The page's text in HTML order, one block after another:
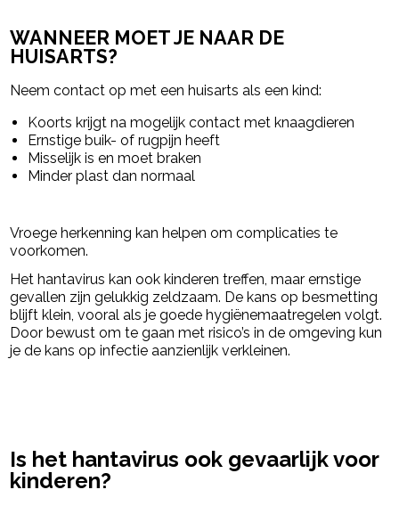
WANNEER MOET JE NAAR DE
HUISARTS?
Neem contact op met een huisarts als een kind:
Koorts krijgt na mogelijk contact met knaagdieren
Ernstige buik- of rugpijn heeft
Misselijk is en moet braken
Minder plast dan normaal
Vroege herkenning kan helpen om complicaties te
voorkomen.
Het hantavirus kan ook kinderen treffen, maar ernstige
gevallen zijn gelukkig zeldzaam. De kans op besmetting
blijft klein, vooral als je goede hygiënemaatregelen volgt.
Door bewust om te gaan met risico’s in de omgeving kun
je de kans op infectie aanzienlijk verkleinen.
Is het hantavirus ook gevaarlijk voor
kinderen?